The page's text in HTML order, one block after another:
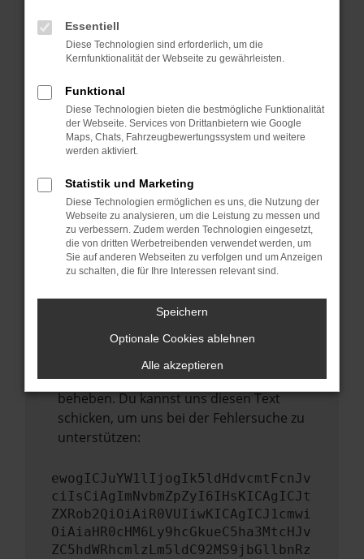
können das Laden bestimmter Seiten
verhindern. Funktioniert die Seite in einem
anderen Browser oder in einem privaten
Fenster?
Starte dein Gerät neu.
Das kann manchmal helfen,
vorübergehende Probleme zu beheben.
Stelle sicher, dass dein Browser und dein
Betriebssystem auf dem neuesten Stand
sind.
Veraltete Software birgt nicht nur ein
Sicherheitsrisiko, sondern kann auch dazu
führen, dass bestimmte Funktionen nicht
mehr unterstützt werden.
Wende dich an den Webseitenbetreiber.
Wenn du alle oben genannten Schritte
versucht hast, kontaktiere uns bitte. Wir
werden versuchen, das Problem zu
beheben. Du kannst uns diesen Text
schicken, um uns bei der Fehlersuche zu
unterstützen:
ewogICJuYW1lIjogIk5ldHdvcmtFcnJv
ciIsCiAgImNvbmZpZyI6IHsKICAgICJt
ZXRob2QiOiAiR0VUIiwKICAgICJ1cmwi
OiAiaHR0cHM6Ly9hcGkueC5ha3MtcHJv
ZC5hdWRhcmlzLm5ldC92MS9jbGllbnRz
Essentiell
Diese Technologien sind erforderlich, um die
Kernfunktionalität der Webseite zu gewährleisten.
Funktional
Diese Technologien bieten die bestmögliche Funktionalität
der Webseite. Services von Drittanbietern wie Google
Maps, Chats, Fahrzeugbewertungssystem und weitere
werden aktiviert.
Statistik und Marketing
Diese Technologien ermöglichen es uns, die Nutzung der
Webseite zu analysieren, um die Leistung zu messen und
zu verbessern. Zudem werden Technologien eingesetzt,
die von dritten Werbetreibenden verwendet werden, um
Sie auf anderen Webseiten zu verfolgen und um Anzeigen
zu schalten, die für Ihre Interessen relevant sind.
Speichern
Optionale Cookies ablehnen
Alle akzeptieren